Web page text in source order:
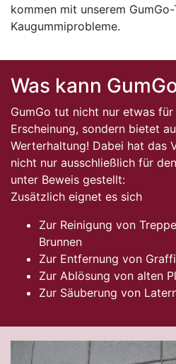
kommen mit unserem
Kaugummiprobleme.
Was kann
GumGo tut nicht nur etwas
Erscheinung, sondern bietet
Werterhaltung! Dabei hat das
nicht nur ausschließlich für
unter Beweis gestellt:
Zusätzlich eignet es sich
Zur Reinigung von
Brunnen
Zur Entfernung von
Zur Ablösung von alten
Zur Säuberung von